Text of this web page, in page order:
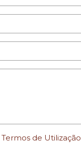
Termos de Utilização